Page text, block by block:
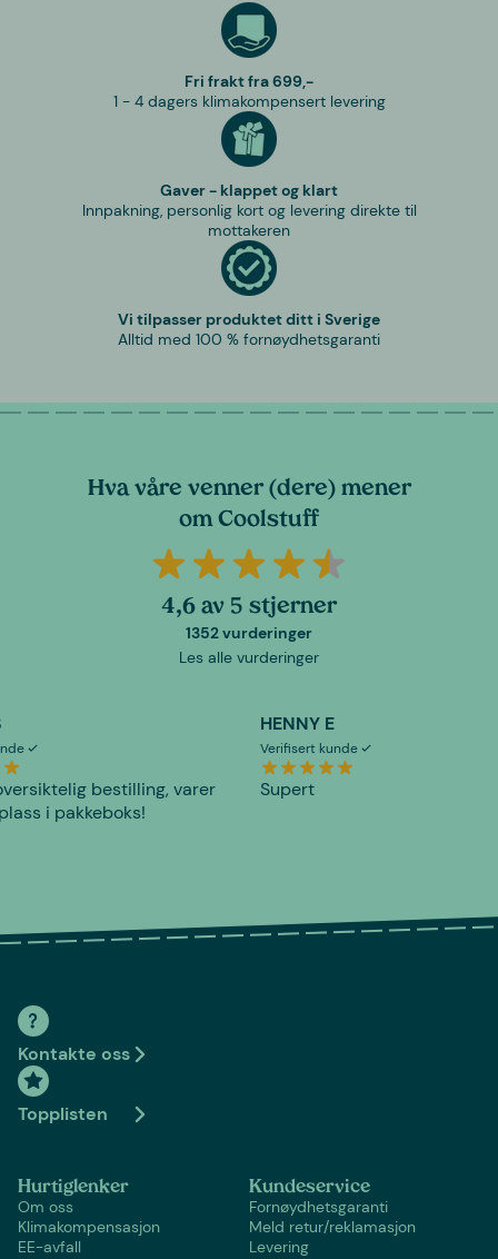
Fri frakt fra 699,-
1 - 4 dagers klimakompensert levering
Gaver - klappet og klart
Innpakning, personlig kort og levering direkte til
mottakeren
Vi tilpasser produktet ditt i Sverige
Alltid med 100 % fornøydhetsgaranti
Hva våre venner (dere) mener
om Coolstuff
4,6 av 5 stjerner
1352 vurderinger
Les alle vurderinger
bestilling, varer
i pakkeboks!
HENNY E
Verifisert kunde
Supert
Kontakte oss
Topplisten
Hurtiglenker
Om oss
Klimakompensasjon
EE-avfall
Kundeservice
Fornøydhetsgaranti
Meld retur/reklamasjon
Levering